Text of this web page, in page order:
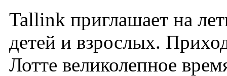
Tallink приглашает на
детей и взрослых.
Лотте великолепное